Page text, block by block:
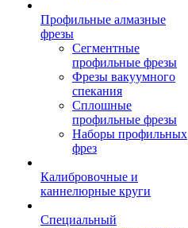
Профильные алмазные
фрезы
Сегментные
профильные фрезы
Фрезы вакуумного
спекания
Сплошные
профильные фрезы
Наборы профильных
фрез
Калибровочные и
каннелюрные круги
Специальный